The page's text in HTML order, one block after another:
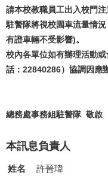
請本校教職員工出入校門
駐警隊將視校園車流量情
有證車輛不受影響)。
校內各單位如有辦理活動
話：22840286）協調因應
總務處事務組駐警隊 敬啟
本訊息負責人
姓名
許晉瑋